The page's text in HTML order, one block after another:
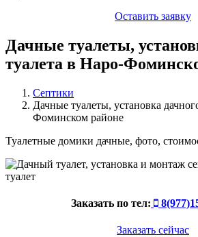
Оставить заявку
Дачные туалеты,
туалета в Наро-
Септики
Дачные туалеты, установка
Фоминском районе
Туалетные домики дачные, фото,
Заказать по тел:
Заказать сейчас